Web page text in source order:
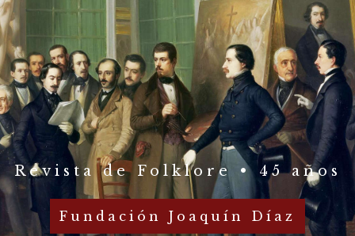
Revista de Folklore • 45 años
Fundación Joaquín Díaz